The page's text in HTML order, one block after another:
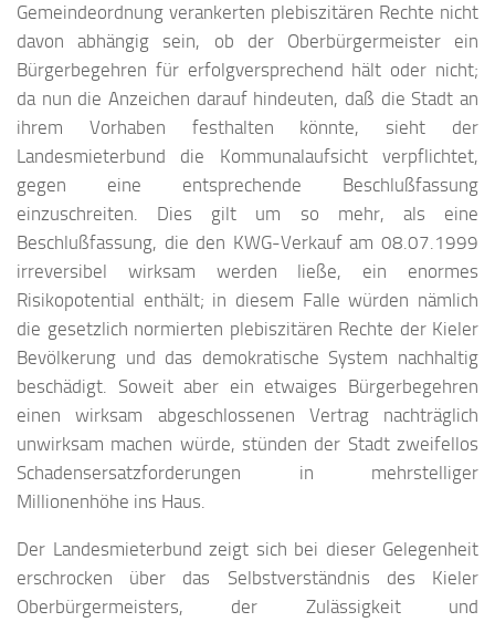
Gemeindeordnung verankerten plebiszitären Rechte nicht
davon abhängig sein, ob der Oberbürgermeister ein
Bürgerbegehren für erfolgversprechend hält oder nicht;
da nun die Anzeichen darauf hindeuten, daß die Stadt an
ihrem Vorhaben festhalten könnte, sieht der
Landesmieterbund die Kommunalaufsicht verpflichtet,
gegen eine entsprechende Beschlußfassung
einzuschreiten. Dies gilt um so mehr, als eine
Beschlußfassung, die den KWG-Verkauf am 08.07.1999
irreversibel wirksam werden ließe, ein enormes
Risikopotential enthält; in diesem Falle würden nämlich
die gesetzlich normierten plebiszitären Rechte der Kieler
Bevölkerung und das demokratische System nachhaltig
beschädigt. Soweit aber ein etwaiges Bürgerbegehren
einen wirksam abgeschlossenen Vertrag nachträglich
unwirksam machen würde, stünden der Stadt zweifellos
Schadensersatzforderungen in mehrstelliger
Millionenhöhe ins Haus.
Der Landesmieterbund zeigt sich bei dieser Gelegenheit
erschrocken über das Selbstverständnis des Kieler
Oberbürgermeisters, der Zulässigkeit und